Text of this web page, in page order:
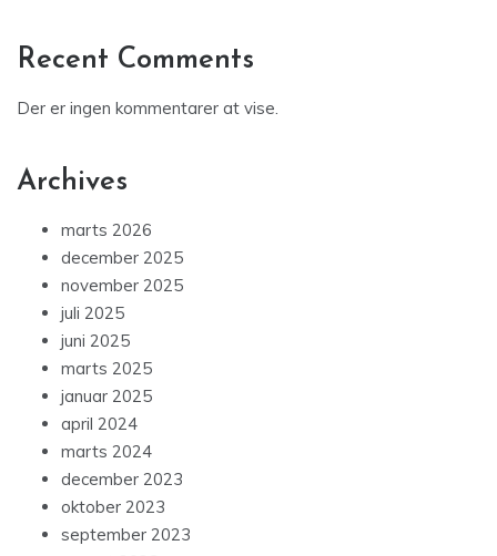
Recent Comments
Der er ingen kommentarer at vise.
Archives
marts 2026
december 2025
november 2025
juli 2025
juni 2025
marts 2025
januar 2025
april 2024
marts 2024
december 2023
oktober 2023
september 2023